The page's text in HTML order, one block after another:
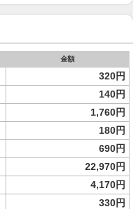
金額
320円
140円
1,760円
180円
690円
22,970円
4,170円
330円